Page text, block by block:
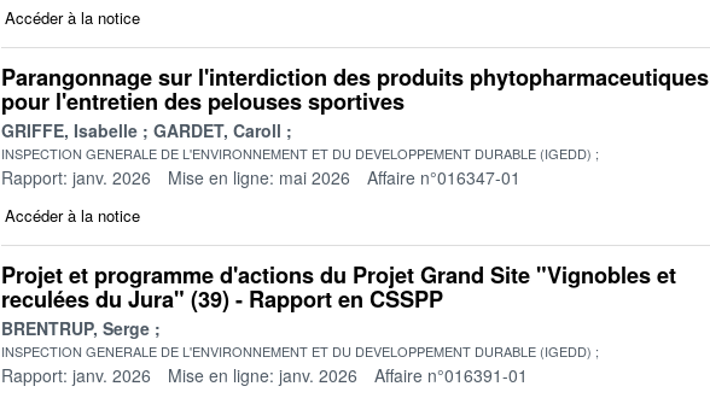
Accéder à la notice
Parangonnage sur l'interdiction des produits phytopharmaceutiques
pour l'entretien des pelouses sportives
GRIFFE, Isabelle GARDET, Caroll
INSPECTION GENERALE DE L'ENVIRONNEMENT ET DU DEVELOPPEMENT DURABLE (IGEDD)
Rapport: janv. 2026 Mise en ligne: mai 2026 Affaire n°016347-01
Accéder à la notice
Projet et programme d'actions du Projet Grand Site "Vignobles et
reculées du Jura" (39) - Rapport en CSSPP
BRENTRUP, Serge
INSPECTION GENERALE DE L'ENVIRONNEMENT ET DU DEVELOPPEMENT DURABLE (IGEDD)
Rapport: janv. 2026 Mise en ligne: janv. 2026 Affaire n°016391-01